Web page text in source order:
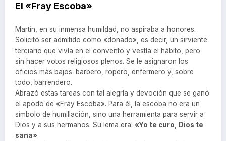
El «Fray Escoba»
Martín, en su inmensa humildad, no aspiraba a honores.
Solicitó ser admitido como «donado», es decir, un sirviente
terciario que vivía en el convento y vestía el hábito, pero
sin hacer votos religiosos plenos. Se le asignaron los
oficios más bajos: barbero, ropero, enfermero y, sobre
todo, barrendero.
Abrazó estas tareas con tal alegría y devoción que se ganó
el apodo de «Fray Escoba». Para él, la escoba no era un
símbolo de humillación, sino una herramienta para servir a
Dios y a sus hermanos. Su lema era: «Yo te curo, Dios te
sana».